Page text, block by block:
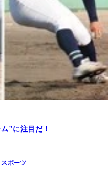
"に注目だ！
スポーツ